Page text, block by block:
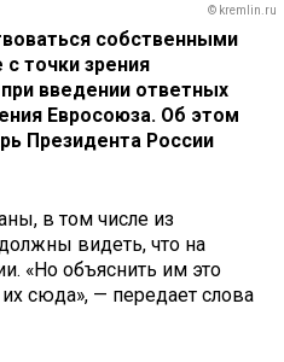
© kremlin.ru
собственными
точки зрения
введении ответных
Евросоюза. Об этом
Президента России
в том числе из
видеть, что на
«Но объяснить им это
сюда», — передает слова